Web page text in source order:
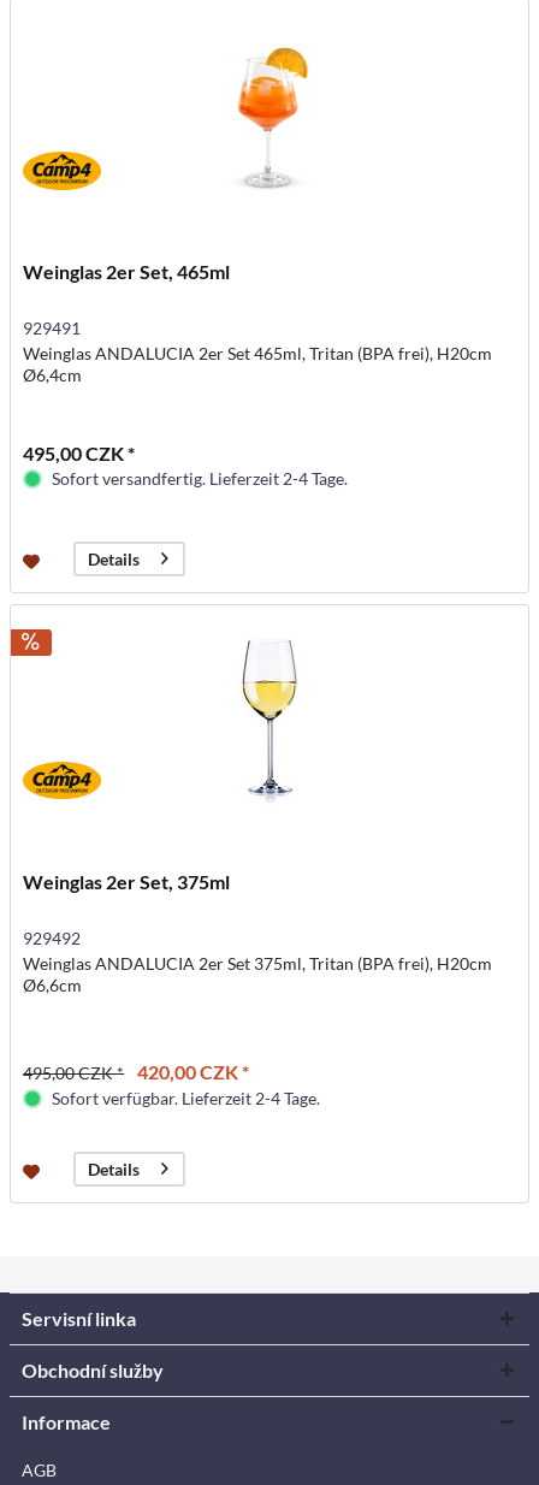
Weinglas 2er Set, 465ml
929491
Weinglas ANDALUCIA 2er Set 465ml, Tritan (BPA frei), H20cm
Ø6,4cm
495,00 CZK *
Sofort versandfertig. Lieferzeit 2-4 Tage.
Details
Weinglas 2er Set, 375ml
929492
Weinglas ANDALUCIA 2er Set 375ml, Tritan (BPA frei), H20cm
Ø6,6cm
495,00 CZK * 420,00 CZK *
Sofort verfügbar. Lieferzeit 2-4 Tage.
Details
Servisní linka
Obchodní služby
Informace
AGB